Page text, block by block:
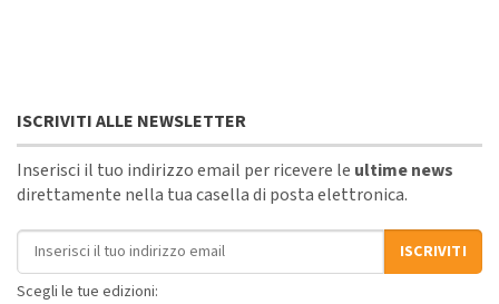
ISCRIVITI ALLE NEWSLETTER
Inserisci il tuo indirizzo email per ricevere le ultime news
direttamente nella tua casella di posta elettronica.
Indirizzo email
ISCRIVITI
Scegli le tue edizioni: